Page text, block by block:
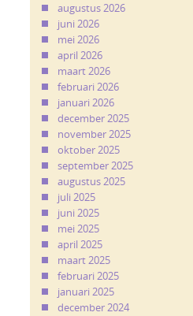
augustus 2026
juni 2026
mei 2026
april 2026
maart 2026
februari 2026
januari 2026
december 2025
november 2025
oktober 2025
september 2025
augustus 2025
juli 2025
juni 2025
mei 2025
april 2025
maart 2025
februari 2025
januari 2025
december 2024